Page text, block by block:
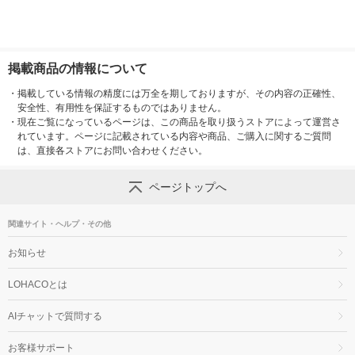
掲載商品の情報について
・ 掲載している情報の精度には万全を期しておりますが、その内容の正確性、
安全性、有用性を保証するものではありません。
・ 現在ご覧になっているページは、この商品を取り扱うストアによって運営さ
れています。ページに記載されている内容や商品、ご購入に関するご質問
は、直接各ストアにお問い合わせください。
ページトップへ
関連サイト・ヘルプ・その他
お知らせ
LOHACOとは
AIチャットで質問する
お客様サポート